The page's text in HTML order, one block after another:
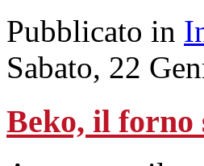
Pubblicato in
Sabato, 22
Beko, il forno